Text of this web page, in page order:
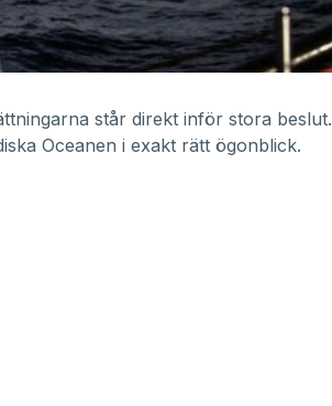
står direkt inför stora beslut.
Oceanen i exakt rätt ögonblick.